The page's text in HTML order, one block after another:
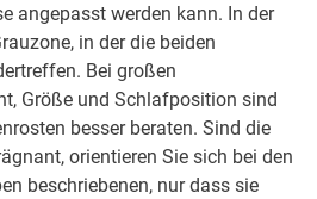
angepasst werden kann. In der
in der die beiden
Bei großen
Größe und Schlafposition sind
besser beraten. Sind die
orientieren Sie sich bei den
beschriebenen, nur dass sie